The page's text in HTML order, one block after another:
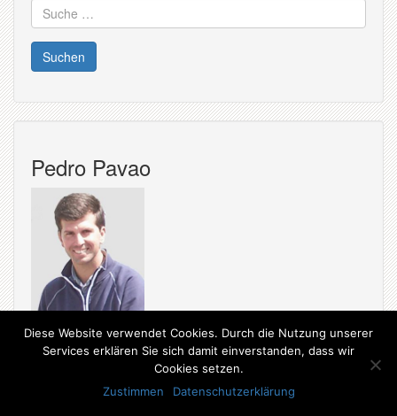
Suche
nach:
Pedro Pavao
Diese Website verwendet Cookies. Durch die Nutzung unserer
Services erklären Sie sich damit einverstanden, dass wir
Cookies setzen.
Zustimmen
Datenschutzerklärung